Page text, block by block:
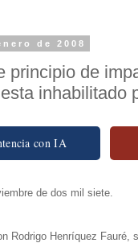
de 2008
principio de
inhabilitado
con IA
de dos mil siete.
Rodrigo Henríquez